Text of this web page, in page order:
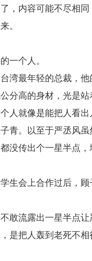
，内容可能不尽相
。
一个人。
最年轻的总裁，他
分高的身材，光是站
人就像是能把人看出
青。以至于严丞风
没传出个一星半点
生会上合作过后，
敢流露出一星半点让
是把人轰到老死不